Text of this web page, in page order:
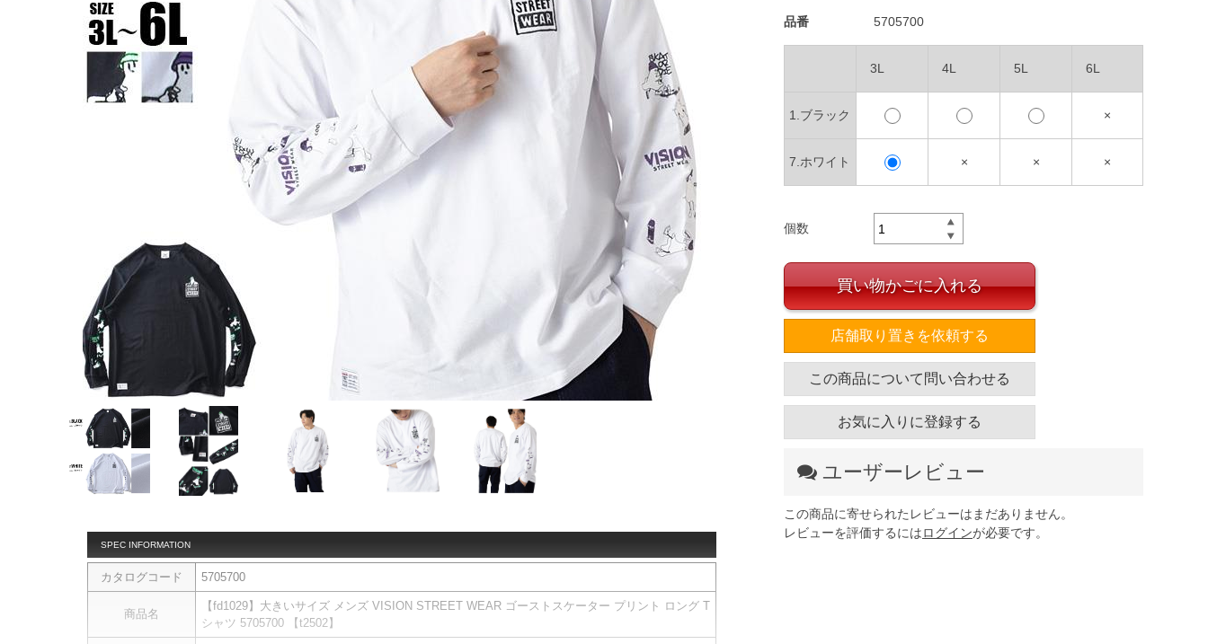
SPEC INFORMATION
カタログコード 5705700
商品名
【fd1029】大きいサイズ メンズ VISION STREET WEAR ゴーストスケーター プリント ロング T
シャツ 5705700 【t2502】
品番 5705700
3L 4L 5L 6L
1.ブラック ×
7.ホワイト × × ×
個数
買い物かごに入れる
店舗取り置きを依頼する
この商品について問い合わせる
お気に入りに登録する
ユーザーレビュー
この商品に寄せられたレビューはまだありません。
レビューを評価するにはログインが必要です。